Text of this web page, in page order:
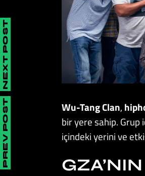
Wu-Tang Clan,
bir yere sahip. Grup
içindeki yerini ve
PREV POST
NEXT POST